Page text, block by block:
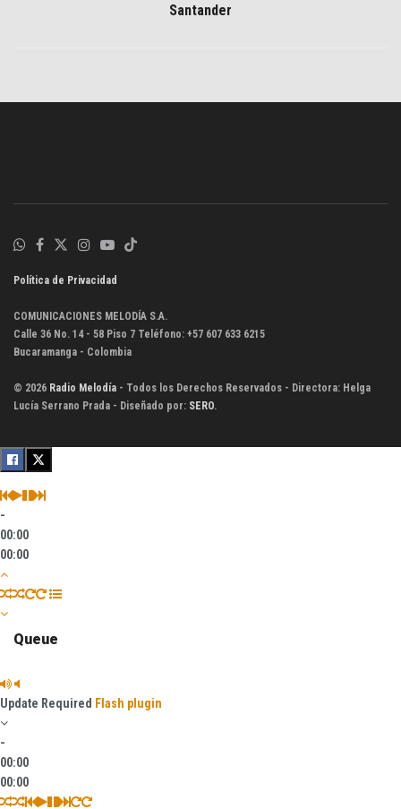
Santander
Política de Privacidad
COMUNICACIONES MELODÍA S.A.
Calle 36 No. 14 - 58 Piso 7 Teléfono: +57 607 633 6215
Bucaramanga - Colombia
© 2026 Radio Melodía - Todos los Derechos Reservados - Directora: Helga
Lucía Serrano Prada - Diseñado por: SERO.
-
00:00
00:00
Queue
Update Required Flash plugin
-
00:00
00:00